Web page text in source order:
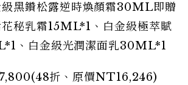
級黑鑽松露逆時煥顏霜30ML即贈
秘乳霜15ML*1、白金級極萃賦
、白金級光潤潔面乳30ML*1
折、原價NT16,246)